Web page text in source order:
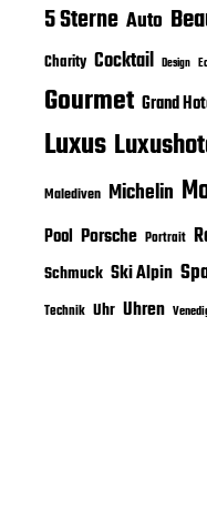
5 Sterne Auto
Charity Cocktail Design
Gourmet Grand
Luxus
Malediven Michelin
Pool Porsche Portrait
Schmuck Ski Alpin
Technik Uhr Uhren